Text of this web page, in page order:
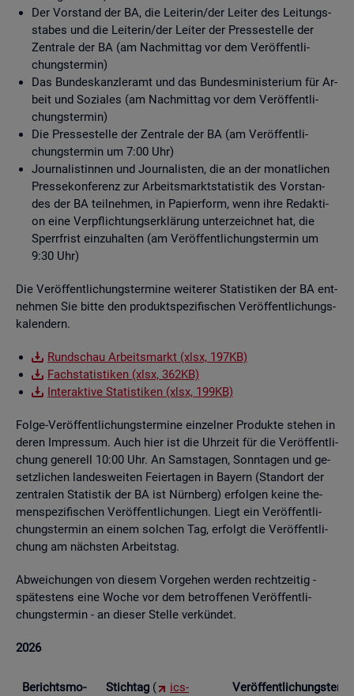
Der Vor­stand der BA, die Lei­te­rin/der Lei­ter des Lei­tungs­
sta­bes und die Lei­te­rin/der Lei­ter der Pres­se­stel­le der
Zen­tra­le der BA (am Nach­mit­tag vor dem Ver­öf­fent­li­
chungs­ter­min)
Das Bun­des­kanz­ler­amt und das Bun­des­mi­nis­te­ri­um für Ar­
beit und So­zia­les (am Nach­mit­tag vor dem Ver­öf­fent­li­
chungs­ter­min)
Die Pres­se­stel­le der Zen­tra­le der BA (am Ver­öf­fent­li­
chungs­ter­min um 7:00 Uhr)
Jour­na­lis­tin­nen und Jour­na­lis­ten, die an der mo­nat­li­chen
Pres­se­kon­fe­renz zur Ar­beits­markt­sta­tis­tik des Vor­stan­
des der BA teil­neh­men, in Pa­pier­form, wenn ihre Re­dak­ti­
on eine Ver­pflich­tungs­er­klä­rung un­ter­zeich­net hat, die
Sperr­frist ein­zu­hal­ten (am Ver­öf­fent­li­chungs­ter­min um
9:30 Uhr)
Die Ver­öf­fent­li­chungs­ter­mi­ne wei­te­rer Sta­tis­ti­ken der BA ent­
neh­men Sie bitte den pro­dukt­spe­zi­fi­schen Ver­öf­fent­li­chungs­
ka­len­dern.
Rund­schau Ar­beits­markt (xlsx, 197KB)
Fach­sta­tis­ti­ken (xlsx, 362KB)
In­ter­ak­ti­ve Sta­tis­ti­ken (xlsx, 199KB)
Folge-Ver­öf­fent­li­chungs­ter­mi­ne ein­zel­ner Pro­duk­te ste­hen in
deren Im­pres­sum. Auch hier ist die Uhr­zeit für die Ver­öf­fent­li­
chung ge­ne­rell 10:00 Uhr. An Sams­ta­gen, Sonn­ta­gen und ge­
setz­li­chen lan­des­wei­ten Fei­er­ta­gen in Bay­ern (Stand­ort der
zen­tra­len Sta­tis­tik der BA ist Nürn­berg) er­fol­gen keine the­
men­spe­zi­fi­schen Ver­öf­fent­li­chun­gen. Liegt ein Ver­öf­fent­li­
chungs­ter­min an einem sol­chen Tag, er­folgt die Ver­öf­fent­li­
chung am nächs­ten Ar­beits­tag.
Ab­wei­chun­gen von die­sem Vor­ge­hen wer­den recht­zei­tig -
spä­tes­tens eine Woche vor dem be­trof­fe­nen Ver­öf­fent­li­
chungs­ter­min - an die­ser Stel­le ver­kün­det.
2026
Be­richts­mo­
Stich­tag (
ics-